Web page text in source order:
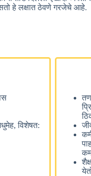
हे लक्षात ठेवणे गरजेचे आहे.
विशेषत: